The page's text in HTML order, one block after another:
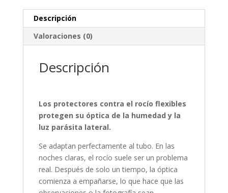
Descripción
Valoraciones (0)
Descripción
Los protectores contra el rocío flexibles
protegen su óptica de la humedad y la
luz parásita lateral.
Se adaptan perfectamente al tubo. En las
noches claras, el rocío suele ser un problema
real. Después de solo un tiempo, la óptica
comienza a empañarse, lo que hace que las